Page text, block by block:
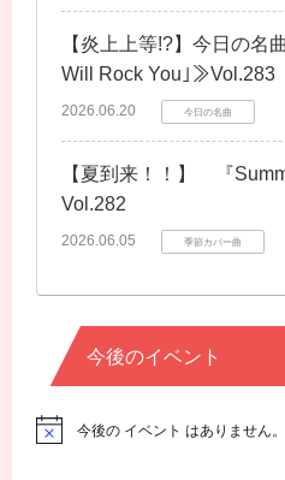
【炎上上等!?】今日の
Will Rock You｣≫Vol.283
2026.06.20 今日の名曲
【夏到来！！】 『
Vol.282
2026.06.05 季節カバー曲
今後のイベント
N
今後の イベント はありません。